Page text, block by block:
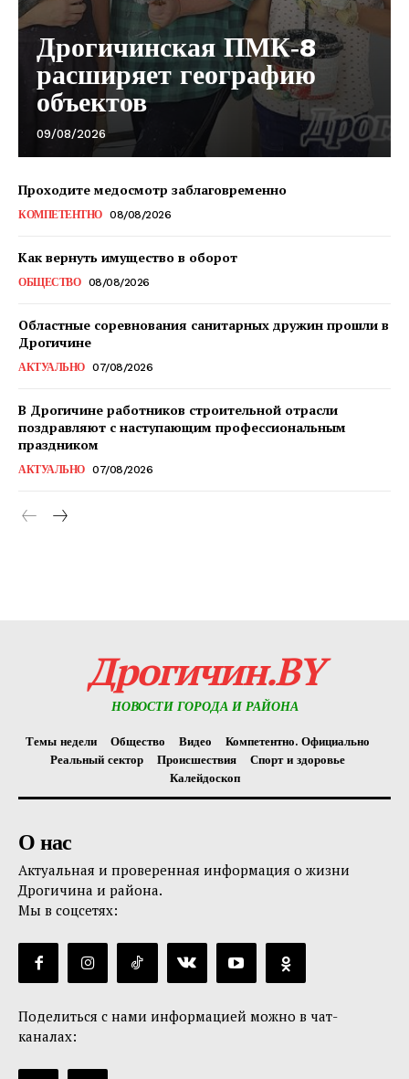
Газета
"Драгічынскі Веснік"
Электронные обращения
Дрогичинская ПМК‑8
расширяет географию
объектов
09/08/2026
Проходите медосмотр заблаговременно
КОМПЕТЕНТНО 08/08/2026
Как вернуть имущество в оборот
ОБЩЕСТВО 08/08/2026
Областные соревнования санитарных дружин прошли в
Дрогичине
АКТУАЛЬНО 07/08/2026
В Дрогичине работников строительной отрасли
поздравляют с наступающим профессиональным
праздником
АКТУАЛЬНО 07/08/2026
Дрогичин.BY
НОВОСТИ ГОРОДА И РАЙОНА
Темы недели Общество Видео
Компетентно. Официально
Реальный сектор
Происшествия
Спорт и здоровье
Калейдоскоп
О нас
Актуальная и проверенная информация о жизни
Дрогичина и района.
Мы в соцсетях:
Поделиться с нами информацией можно в чат-
каналах: